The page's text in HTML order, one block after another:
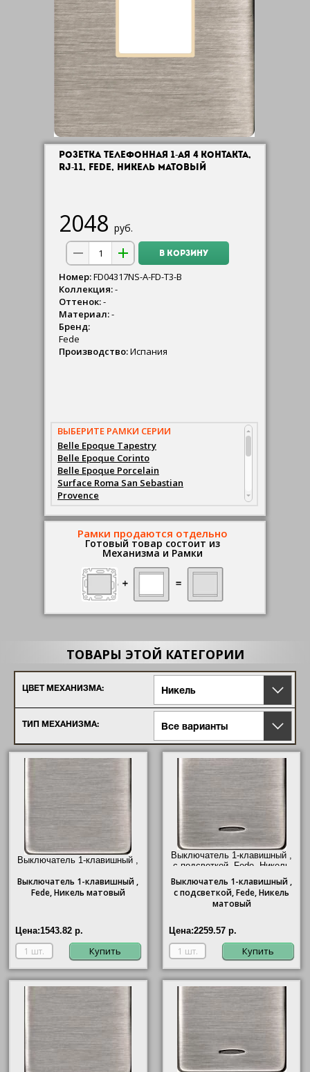
РОЗЕТКА ТЕЛЕФОННАЯ 1-АЯ 4 КОНТАКТА,
RJ-11, FEDE, НИКЕЛЬ МАТОВЫЙ
2048 руб.
В КОРЗИНУ
ВЫБЕРИТЕ РАМКИ СЕРИИ
Belle Epoque Tapestry
Belle Epoque Corinto
Belle Epoque Porcelain
Surface Roma San Sebastian
Provence
Barcelona
Madrid
San Sebastian
Toledo
Emporio
Sanremo
Smalto Italiano
Vintage Tapestry
Vintage Wood
Vintage Corinto
Vintage Porcelain
New Marco
Soho
Belle Epoque Gold/ Chrome
Номер:FD04317NS-A-FD-T3-B
Коллекция:-
Оттенок:-
Материал:-
Бренд:
Fede
Производство:Испания
Рамки продаются отдельно
Готовый товар состоит из
Механизма и Рамки
ТОВАРЫ ЭТОЙ КАТЕГОРИИ
ЦВЕТ МЕХАНИЗМА: Никель
ТИП МЕХАНИЗМА: Все варианты
Выключатель 1-клавишный ,
Выключатель 1-клавишный ,
Fede, Никель матовый
Цена:1543.82 р.
Купить
Выключатель 1-клавишный ,
с подсветкой, Fede, Никель
Выключатель 1-клавишный ,
с подсветкой, Fede, Никель
матовый
Цена:2259.57 р.
Купить